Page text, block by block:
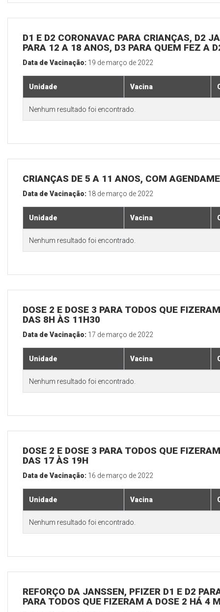
D1 E D2 CORONAVAC PARA CRIANÇAS, D2
PARA 12 A 18 ANOS, D3 PARA QUEM FEZ A
Data de Vacinação: 19 de março de 2022
Unidade Vacina
Nenhum resultado foi encontrado.
CRIANÇAS DE 5 A 11 ANOS, COM
Data de Vacinação: 18 de março de 2022
Unidade Vacina
Nenhum resultado foi encontrado.
DOSE 2 E DOSE 3 PARA TODOS QUE
DAS 8H ÀS 11H30
Data de Vacinação: 17 de março de 2022
Unidade Vacina
Nenhum resultado foi encontrado.
DOSE 2 E DOSE 3 PARA TODOS QUE
DAS 17 ÀS 19H
Data de Vacinação: 16 de março de 2022
Unidade Vacina
Nenhum resultado foi encontrado.
REFORÇO DA JANSSEN, PFIZER D1 E D2
PARA TODOS QUE FIZERAM A DOSE 2 HÁ 4